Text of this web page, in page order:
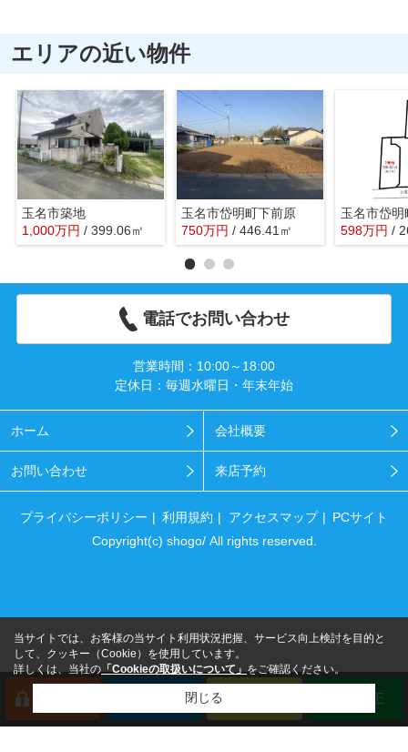
エリアの近い物件
玉名市築地
1,000万円 / 399.06㎡
玉名市岱明町下前原
750万円 / 446.41㎡
玉名市岱明
598万円 /
電話でお問い合わせ
営業時間：10:00～18:00
定休日：毎週水曜日・年末年始
ホーム 会社概要
お問い合わせ 来店予約
プライバシーポリシー 利用規約 アクセスマップ
PCサイト
Copyright(c) shogo/ All rights reserved.
来店予約 LINE
当サイトでは、お客様の当サイト利用状況把握、サービス向上検討を目的と
して、クッキー（Cookie）を使用しています。
詳しくは、当社の「Cookieの取扱いについて」をご確認ください。
閉じる